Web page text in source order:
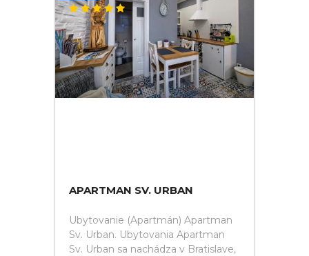
APARTMAN SV. URBAN
Ubytovanie (Apartmán) Apartman
Sv. Urban. Ubytovania Apartman
Sv. Urban sa nachádza v Bratislave,